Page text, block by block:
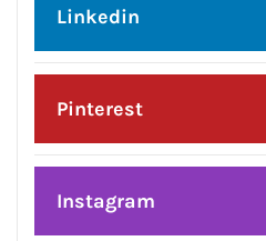
प्रदेश उपाध्यक्ष बनने पर
पदाधिकारियों ने किया
CONNECT